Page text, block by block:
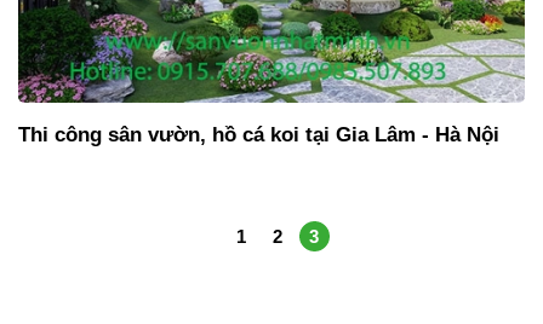
Thi công sân vườn, hồ cá koi tại Gia Lâm - Hà Nội
1 2 3